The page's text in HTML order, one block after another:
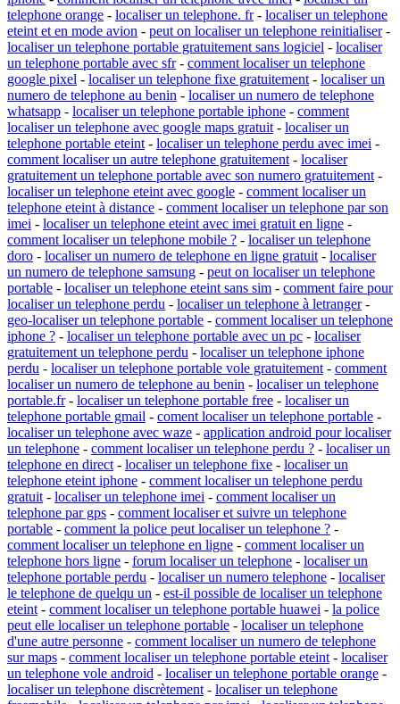
telephone orange - localiser un telephone. fr- localiser un telephone
eteint et en mode avion - peut on localiser un telephone reinitialiser-
localiser un telephone portable gratuitement sans logiciel - localiser
un telephone portable avec sfr- comment localiser un telephone
google pixel - localiser un telephone fixe gratuitement - localiser un
numero de telephone au benin - localiser un numero de telephone
whatsapp - localiser un telephone portable iphone - comment
localiser un telephone avec google maps gratuit - localiser un
telephone portable eteint - localiser un telephone perdu avec imei -
comment localiser un autre telephone gratuitement - localiser
gratuitement un telephone portable avec son numero gratuitement -
localiser un telephone eteint avec google - comment localiser un
telephone eteint à distance - comment localiser un telephone par son
imei - localiser un telephone eteint avec imei gratuit en ligne -
comment localiser un telephone mobile ? - localiser un telephone
doro - localiser un numero de telephone en ligne gratuit - localiser
un numero de telephone samsung - peut on localiser un telephone
portable - localiser un telephone eteint sans sim - comment faire pour
localiser un telephone perdu - localiser un telephone à letranger-
geo-localiser un telephone portable - comment localiser un telephone
iphone ? - localiser un telephone portable avec un pc - localiser
gratuitement un telephone perdu - localiser un telephone iphone
perdu - localiser un telephone portable vole gratuitement - comment
localiser un numero de telephone au benin - localiser un telephone
portable.fr- localiser un telephone portable free - localiser un
telephone portable gmail - coment localiser un telephone portable -
localiser un telephone avec waze - application android pour localiser
un telephone - comment localiser un telephone perdu ? - localiser un
telephone en direct - localiser un telephone fixe - localiser un
telephone eteint iphone - comment localiser un telephone perdu
gratuit - localiser un telephone imei - comment localiser un
telephone par gps - comment localiser et suivre un telephone
portable - comment la police peut localiser un telephone ? -
comment localiser un telephone en ligne - comment localiser un
telephone hors ligne - forum localiser un telephone - localiser un
telephone portable perdu - localiser un numero telephone - localiser
le telephone de quelqu un - est-il possible de localiser un telephone
eteint - comment localiser un telephone portable huawei - la police
peut elle localiser un telephone portable - localiser un telephone
d'une autre personne - comment localiser un numero de telephone
sur maps - comment localiser un telephone portable eteint - localiser
un telephone vole android - localiser un telephone portable orange -
localiser un telephone discrètement - localiser un telephone